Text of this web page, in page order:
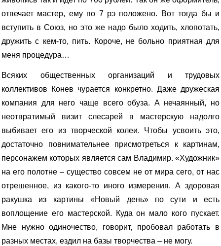
отвечает мастер, ему по 7 рэ положено. Вот тогда бы и
вступить в Союз, но это же надо было ходить, хлопотать,
дружить с кем-то, пить. Короче, не больно приятная для
меня процедура…
Всяких общественных организаций и трудовых
коллективов Конев чурается конкретно. Даже дружеская
компания для него чаще всего обуза. А нечаянный, но
неотвратимый визит слесарей в мастерскую надолго
выбивает его из творческой колеи. Чтобы усвоить это,
достаточно повнимательнее присмотреться к картинам,
персонажем которых является сам Владимир. «Художник»
на его полотне – существо совсем не от мира сего, от нас
отрешенное, из какого-то иного измерения. А здоровая
ракушка из картины «Новый день» по сути и есть
воплощение его мастерской. Куда он мало кого пускает.
Мне нужно одиночество, говорит, пробовал работать в
разных местах, ездил на базы творчества – не могу.